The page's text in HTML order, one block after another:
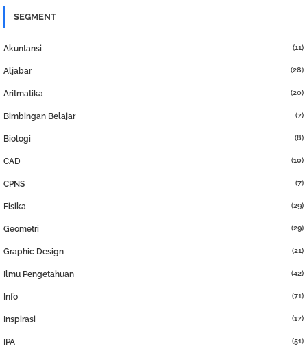
SEGMENT
Akuntansi (11)
Aljabar (28)
Aritmatika (20)
Bimbingan Belajar (7)
Biologi (8)
CAD (10)
CPNS (7)
Fisika (29)
Geometri (29)
Graphic Design (21)
Ilmu Pengetahuan (42)
Info (71)
Inspirasi (17)
IPA (51)